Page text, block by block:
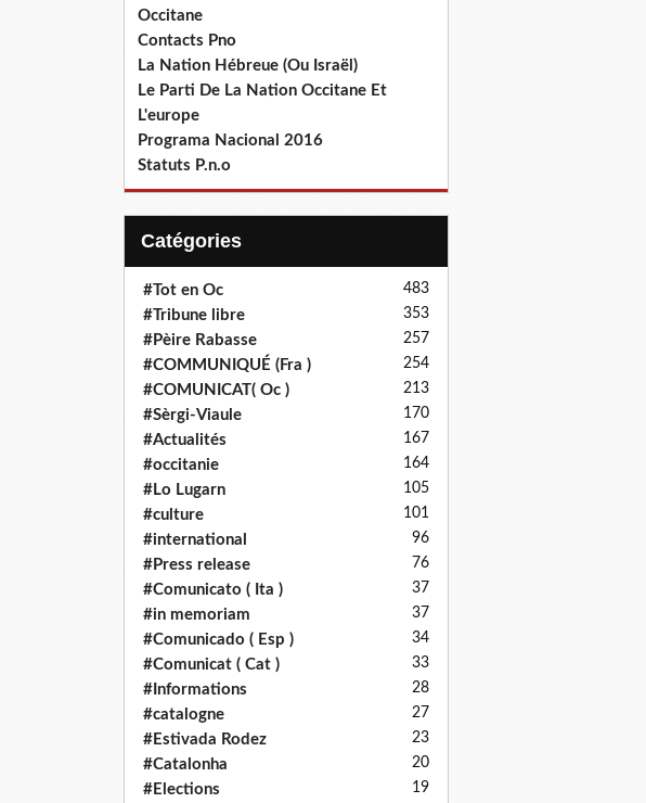
Occitane
Contacts Pno
La Nation Hébreue (Ou Israël)
Le Parti De La Nation Occitane Et
L'europe
Programa Nacional 2016
Statuts P.n.o
Catégories
#Tot en Oc 483
#Tribune libre 353
#Pèire Rabasse 257
#COMMUNIQUÉ (Fra ) 254
#COMUNICAT( Oc ) 213
#Sèrgi-Viaule 170
#Actualités 167
#occitanie 164
#Lo Lugarn 105
#culture 101
#international 96
#Press release 76
#Comunicato ( Ita ) 37
#in memoriam 37
#Comunicado ( Esp ) 34
#Comunicat ( Cat ) 33
#Informations 28
#catalogne 27
#Estivada Rodez 23
#Catalonha 20
#Elections 19